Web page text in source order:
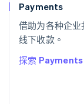
Payments
借助为各种企
线下收款。
探索 Payments
泰国
ไทยEnglish
希腊
English
西班牙